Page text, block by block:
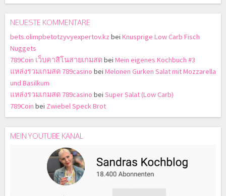
NEUESTE KOMMENTARE
bets.olimpbetotzyvyexpertov.kz bei Knusprige Low Carb Fisch
Nuggets
789Coin เว็บคาสิโนสายเกมสดbei Mein eigenes Kochbuch #3
แหล่งรวมเกมสด 789casino bei Melonen Gurken Salat mit Mozzarella
und Basilkum
แหล่งรวมเกมสด 789casino bei Super Salat (Low Carb)
789Coin bei Zwiebel Speck Brot
MEIN YOUTUBE KANAL